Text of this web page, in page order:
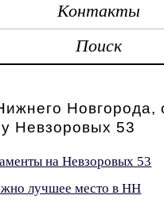
Контакты
Поиск
Новгорода,
Невзоровых 53
на Невзоровых 53
лучшее место в НН